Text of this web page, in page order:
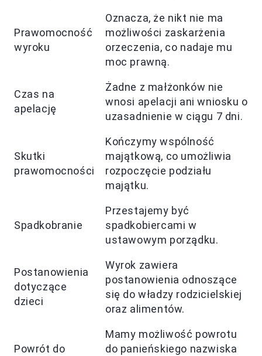
Prawomocność
wyroku
Oznacza, że nikt nie ma
możliwości zaskarżenia
orzeczenia, co nadaje mu
moc prawną.
Czas na
apelację
Żadne z małżonków nie
wnosi apelacji ani wniosku o
uzasadnienie w ciągu 7 dni.
Skutki
prawomocności
Kończymy wspólność
majątkową, co umożliwia
rozpoczęcie podziału
majątku.
Spadkobranie
Przestajemy być
spadkobiercami w
ustawowym porządku.
Postanowienia
dotyczące
dzieci
Wyrok zawiera
postanowienia odnoszące
się do władzy rodzicielskiej
oraz alimentów.
Powrót do
Mamy możliwość powrotu
do panieńskiego nazwiska